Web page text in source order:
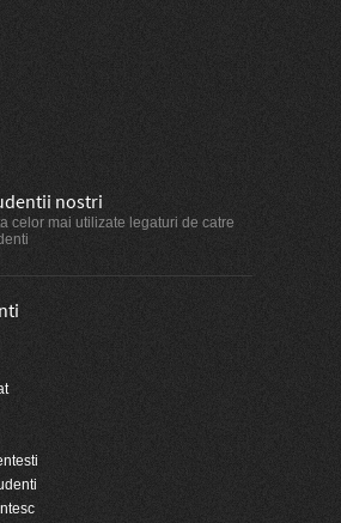
nostri
celor mai utilizate legaturi de catre